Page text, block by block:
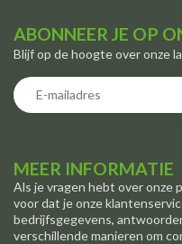
MEER INFORMATIE
Als je vragen hebt over onze
voor dat je onze
bedrijfsgegevens,
verschillende manieren om
ABONNEER JE OP
Blijf op de hoogte over onze